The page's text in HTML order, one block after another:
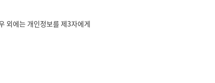
외에는 개인정보를 제3자에게